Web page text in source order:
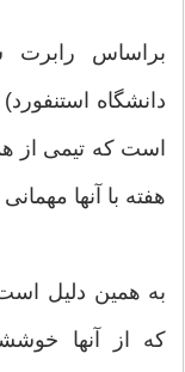
براساس رابرت
دانشگاه
است که تیمی از
هفته با آنها
به همین دلیل
که از آنها